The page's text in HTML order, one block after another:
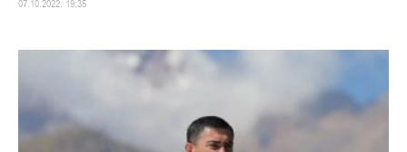
07.10.2022. 19:35